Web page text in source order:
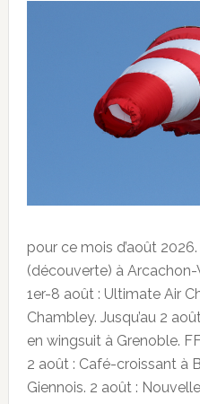
pour ce mois d’août
(découverte) à Arcachon-
1er-8 août : Ultimate Air
Chambley. Jusqu’au 2
en wingsuit à Grenoble.
2 août : Café-croissant à
Giennois. 2 août :